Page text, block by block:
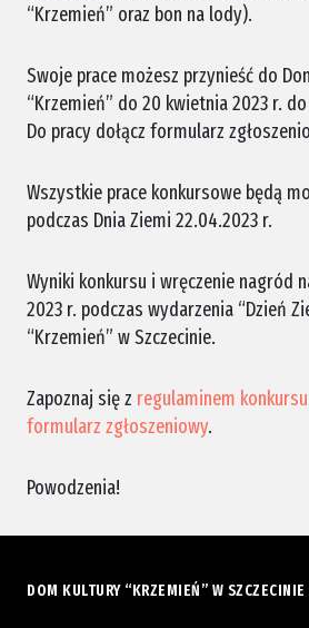
“Krzemień” oraz bon na lody).
Swoje prace możesz przynieść do
“Krzemień” do 20 kwietnia 2023 r.
Do pracy dołącz formularz
Wszystkie prace konkursowe będą
podczas Dnia Ziemi 22.04.2023 r.
Wyniki konkursu i wręczenie nagród
2023 r. podczas wydarzenia “Dzień
“Krzemień” w Szczecinie.
Zapoznaj się z regulaminem konkursu
formularz zgłoszeniowy.
Powodzenia!
DOM KULTURY “KRZEMIEŃ” W SZCZECINIE